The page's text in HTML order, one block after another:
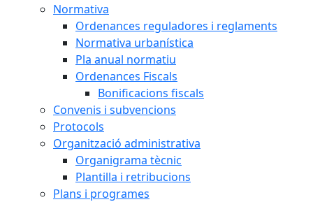
Normativa
Ordenances reguladores i reglaments
Normativa urbanística
Pla anual normatiu
Ordenances Fiscals
Bonificacions fiscals
Convenis i subvencions
Protocols
Organització administrativa
Organigrama tècnic
Plantilla i retribucions
Plans i programes